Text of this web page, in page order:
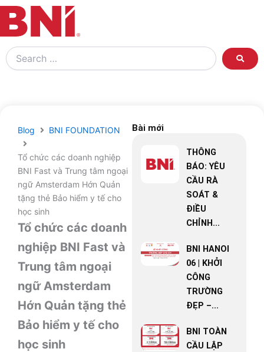
Search
…
Blog BNI FOUNDATION
Tổ chức các doanh nghiệp
BNI Fast và Trung tâm ngoại
ngữ Amsterdam Hớn Quản
tặng thẻ Bảo hiểm y tế cho
học sinh
Tổ chức các doanh
nghiệp BNI Fast và
Trung tâm ngoại
ngữ Amsterdam
Hớn Quản tặng thẻ
Bảo hiểm y tế cho
học sinh
Bài mới
THÔNG
BÁO: YÊU
CẦU RÀ
SOÁT &
ĐIỀU
CHỈNH...
BNI HANOI
06 | KHỞI
CÔNG
TRƯỜNG
ĐẸP –...
BNI TOÀN
CẦU LẬP